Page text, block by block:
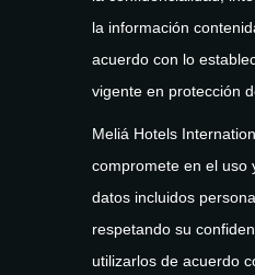
la información
acuerdo con lo
vigente en protección
Meliá Hotels
compromete en el uso
datos incluidos
respetando su
utilizarlos de acuerdo